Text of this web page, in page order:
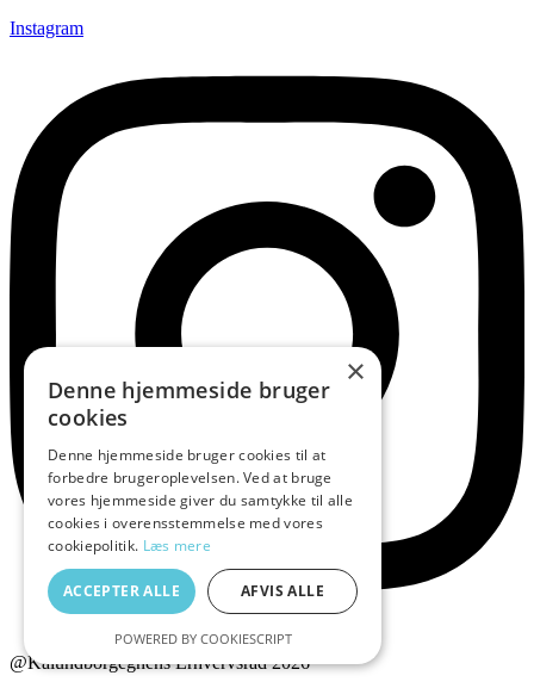
Instagram
@Kalundborgegnens Erhvervsråd 2026
×
Denne hjemmeside bruger
cookies
Denne hjemmeside bruger cookies til at
forbedre brugeroplevelsen. Ved at bruge
vores hjemmeside giver du samtykke til alle
cookies i overensstemmelse med vores
cookiepolitik. Læs mere
ACCEPTER ALLE AFVIS ALLE
POWERED BY COOKIESCRIPT